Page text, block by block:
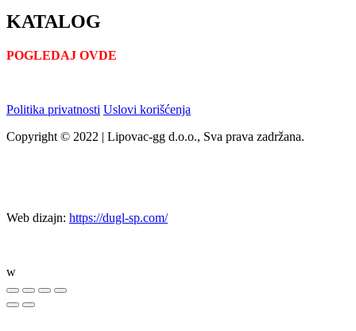
KATALOG
POGLEDAJ OVDE
Politika privatnosti Uslovi korišćenja
Copyright © 2022 | Lipovac-gg d.o.o., Sva prava zadržana.
Web dizajn: https://dugl-sp.com/
w